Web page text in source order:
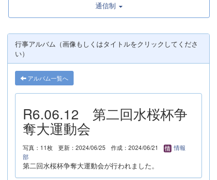
通信制
行事アルバム（画像もしくはタイトルをクリックしてくださ
い）
アルバム一覧へ
R6.06.12 第二回水桜杯争
奪大運動会
写真：11枚 更新：2024/06/25 作成：2024/06/21
情報
部
第二回水桜杯争奪大運動会が行われました。